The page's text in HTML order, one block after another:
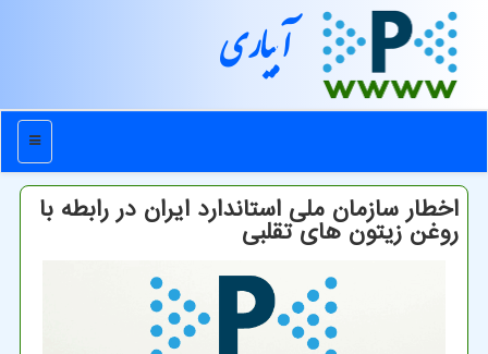
آبیاری
منو
اخطار سازمان ملی استاندارد ایران در رابطه با
روغن زیتون های تقلبی